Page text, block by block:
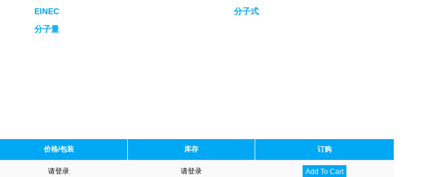
EINEC
分子式
分子量
价格/包装 库存 订购
请登录 请登录 Add To Cart